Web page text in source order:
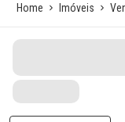
Home Imóveis